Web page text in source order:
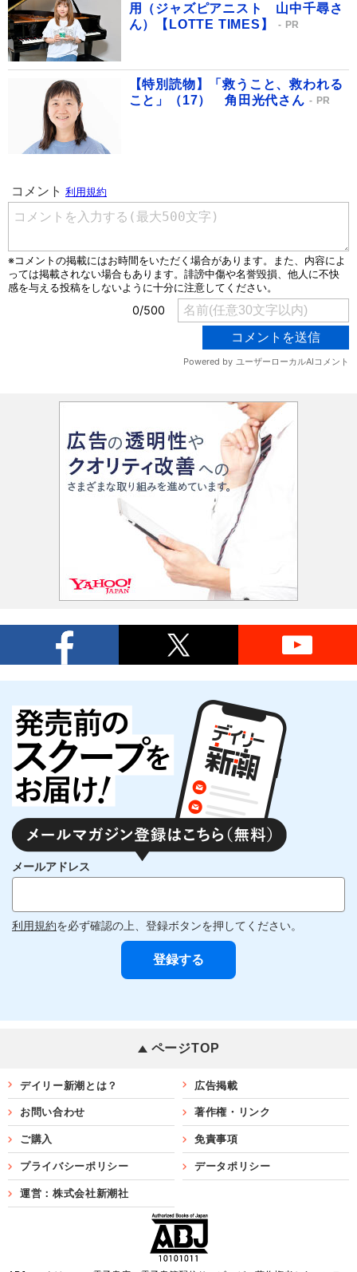
用（ジャズピアニスト 山中千尋さ
ん）【LOTTE TIMES】
PR
【特別読物】「救うこと、救われる
こと」（17） 角田光代さん
PR
メールアドレス
利用規約を必ず確認の上、登録ボタンを押してください。
ページTOP
デイリー新潮とは？ 広告掲載
お問い合わせ 著作権・リンク
ご購入 免責事項
プライバシーポリシー データポリシー
運営：株式会社新潮社